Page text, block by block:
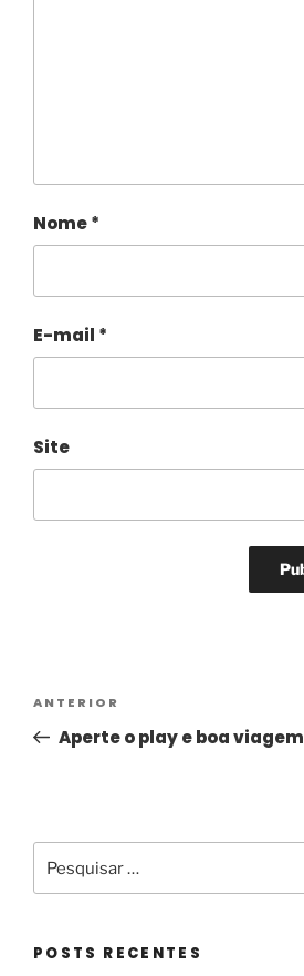
Nome*
E-mail *
Site
ANTERIOR
Aperte o play e boa viagem
POSTS RECENTES